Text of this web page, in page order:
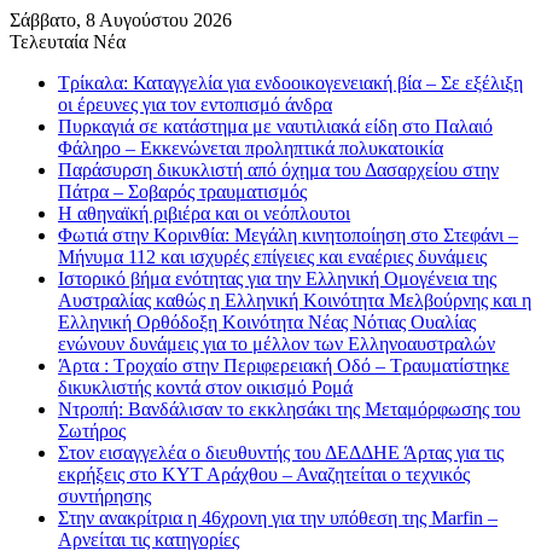
Σάββατο, 8 Αυγούστου 2026
Τελευταία Νέα
Τρίκαλα: Καταγγελία για ενδοοικογενειακή βία – Σε εξέλιξη
οι έρευνες για τον εντοπισμό άνδρα
Πυρκαγιά σε κατάστημα με ναυτιλιακά είδη στο Παλαιό
Φάληρο – Εκκενώνεται προληπτικά πολυκατοικία
Παράσυρση δικυκλιστή από όχημα του Δασαρχείου στην
Πάτρα – Σοβαρός τραυματισμός
Η αθηναϊκή ριβιέρα και οι νεόπλουτοι
Φωτιά στην Κορινθία: Μεγάλη κινητοποίηση στο Στεφάνι –
Μήνυμα 112 και ισχυρές επίγειες και εναέριες δυνάμεις
Ιστορικό βήμα ενότητας για την Ελληνική Ομογένεια της
Αυστραλίας καθώς η Ελληνική Κοινότητα Μελβούρνης και η
Ελληνική Ορθόδοξη Κοινότητα Νέας Νότιας Ουαλίας
ενώνουν δυνάμεις για το μέλλον των Ελληνοαυστραλών
Άρτα : Τροχαίο στην Περιφερειακή Οδό – Τραυματίστηκε
δικυκλιστής κοντά στον οικισμό Ρομά
Ντροπή: Βανδάλισαν το εκκλησάκι της Μεταμόρφωσης του
Σωτήρος
Στον εισαγγελέα ο διευθυντής του ΔΕΔΔΗΕ Άρτας για τις
εκρήξεις στο ΚΥΤ Αράχθου – Αναζητείται ο τεχνικός
συντήρησης
Στην ανακρίτρια η 46χρονη για την υπόθεση της Marfin –
Αρνείται τις κατηγορίες